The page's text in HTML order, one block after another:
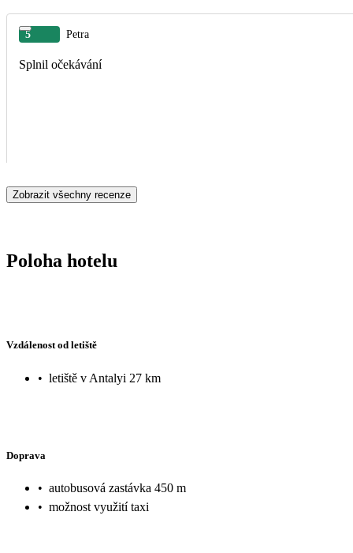
5 Petra
Splnil očekávání
Zobrazit všechny recenze
Poloha hotelu
Vzdálenost od letiště
• letiště v Antalyi 27 km
Doprava
• autobusová zastávka 450 m
• možnost využití taxi